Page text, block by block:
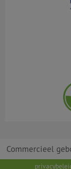
Commercieel